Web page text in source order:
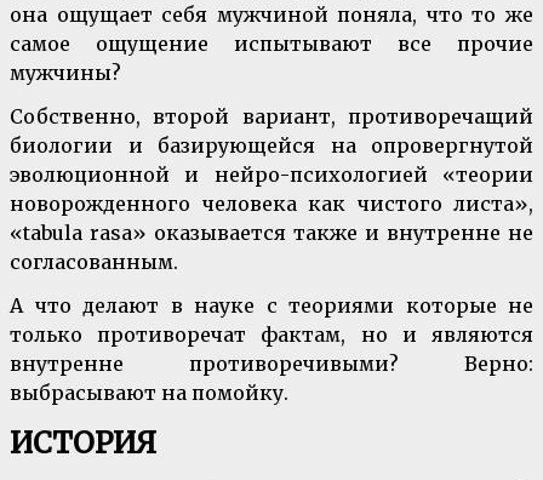
она ощущает себя мужчиной поняла, что то же
самое ощущение испытывают все прочие
мужчины?
Собственно, второй вариант, противоречащий
биологии и базирующейся на опровергнутой
эволюционной и нейро-психологией «теории
новорожденного человека как чистого листа»,
«tabula rasa» оказывается также и внутренне не
согласованным.
А что делают в науке с теориями которые не
только противоречат фактам, но и являются
внутренне противоречивыми? Верно:
выбрасывают на помойку.
ИСТОРИЯ